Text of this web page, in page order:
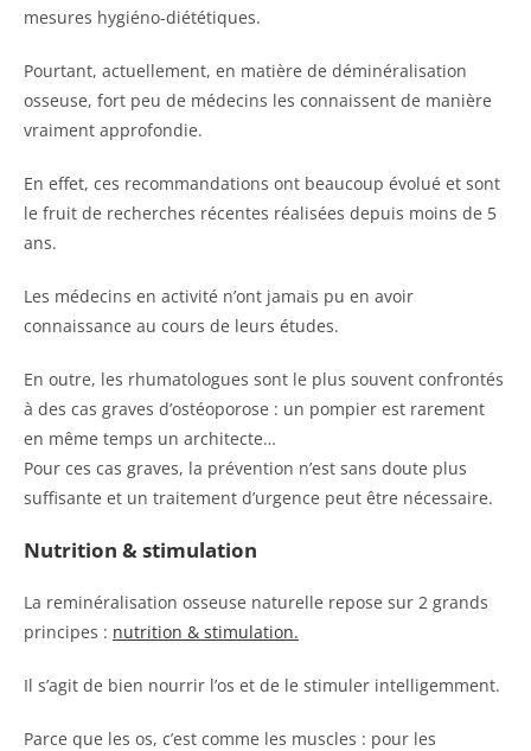
mesures hygiéno-diététiques.
Pourtant, actuellement, en matière de déminéralisation
osseuse, fort peu de médecins les connaissent de manière
vraiment approfondie.
En effet, ces recommandations ont beaucoup évolué et sont
le fruit de recherches récentes réalisées depuis moins de 5
ans.
Les médecins en activité n’ont jamais pu en avoir
connaissance au cours de leurs études.
En outre, les rhumatologues sont le plus souvent confrontés
à des cas graves d’ostéoporose : un pompier est rarement
en même temps un architecte…
Pour ces cas graves, la prévention n’est sans doute plus
suffisante et un traitement d’urgence peut être nécessaire.
Nutrition & stimulation
La reminéralisation osseuse naturelle repose sur 2 grands
principes : nutrition & stimulation.
Il s’agit de bien nourrir l’os et de le stimuler intelligemment.
Parce que les os, c’est comme les muscles : pour les